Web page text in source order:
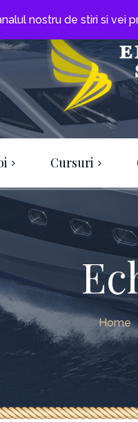
Cursuri
Curs C
LRC-GMDSS
C+D
Curs C+S
Curs C+D+S
Home
nostru de stiri si